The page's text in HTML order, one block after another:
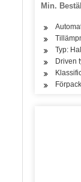
Min.
Typ:
Driven